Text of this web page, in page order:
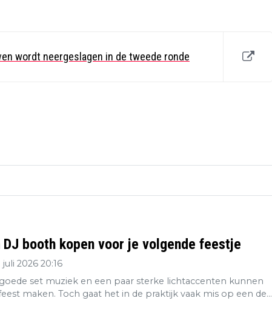
wordt neergeslagen in de tweede ronde
DJ booth kopen voor je volgende feestje
juli 2026 20:16
set muziek en een paar sterke lichtaccenten kunnen
maken. Toch gaat het in de praktijk vaak mis op een de...